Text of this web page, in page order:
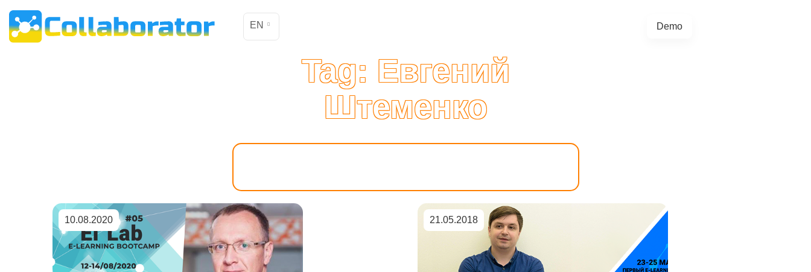
EN Demo
Tag: Евгений
Штеменко
10.08.2020 21.05.2018